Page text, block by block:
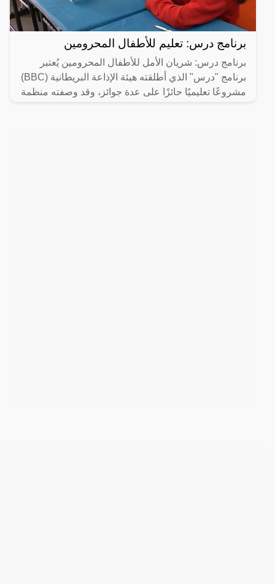
برنامج درس: تعليم للأطفال المحرومين
برنامج درس: شريان الأمل للأطفال المحرومين يُعتبر
برنامج "درس" الذي أطلقته هيئة الإذاعة البريطانية (BBC)
مشروعًا تعليميًا حائزًا على عدة جوائز، وقد وصفته منظمة